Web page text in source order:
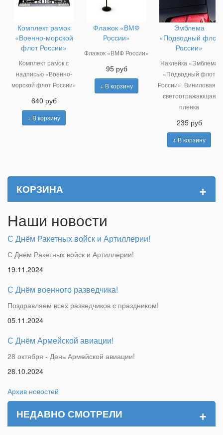
Комплект рамок
«Военно-морской
флот России»
Комплект рамок с
надписью «Военно-
морской флот России»
640 руб
+ В корзину
Флажок «ВМФ
России»
Флажок «ВМФ России»
95 руб
+ В корзину
Эмблема
«Подводный флот
России»
Наклейка «Эмблема
«Подводный флот
России». Виниловая и
светоотражающая
пленка
235 руб
+ В корзину
КОРЗИНА +
Наши новости
С Днём Ракетных войск и Артиллерии!
С Днём Ракетных войск и Артиллерии!
19.11.2024
С Днём военного разведчика!
Поздравляем всех разведчиков с праздником!
05.11.2024
С Днём Армейской авиации!
28 октября - День Армейской авиации!
28.10.2024
Архив новостей
НЕДАВНО СМОТРЕЛИ +